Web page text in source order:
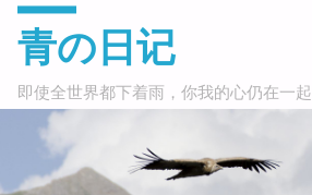
青の日记
即使全世界都下着雨，你我的心仍在一起